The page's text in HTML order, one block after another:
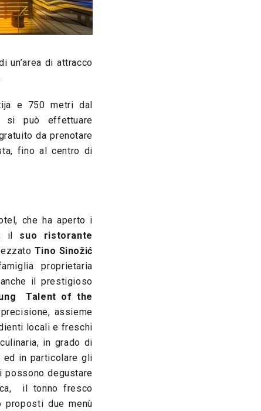
un’area di attracco
e 750 metri dal
si può effettuare
da prenotare
fino al centro di
che ha aperto i
il suo ristorante
Tino Sinožić
proprietaria
il prestigioso
Talent of the
assieme
locali e freschi
in grado di
ed in particolare gli
possono degustare
il tonno fresco
proposti due menù